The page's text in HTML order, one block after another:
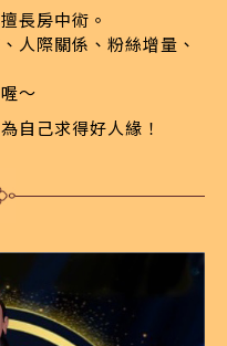
長房中術。
人際關係、粉絲增量、
〜
自己求得好人緣！